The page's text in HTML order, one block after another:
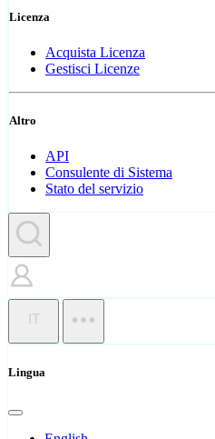
Licenza
Acquista Licenza
Gestisci Licenze
Altro
API
Consulente di Sistema
Stato del servizio
IT
Lingua